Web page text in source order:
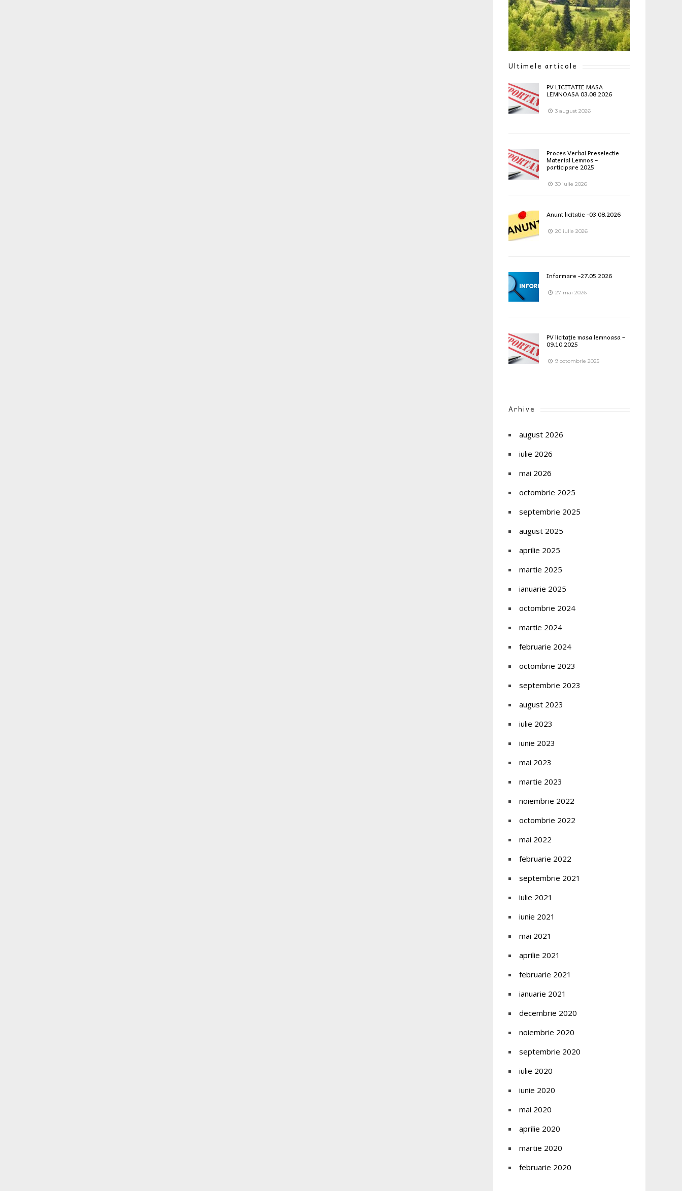
Ultimele articole
PV LICITATIE MASA
LEMNOASA 03.08.2026
3 august 2026
Proces Verbal Preselectie
Material Lemnos –
participare 2025
30 iulie 2026
Anunt licitatie -03.08.2026
20 iulie 2026
Informare -27.05.2026
27 mai 2026
PV licitație masa lemnoasa –
09.10.2025
9 octombrie 2025
Arhive
august 2026
iulie 2026
mai 2026
octombrie 2025
septembrie 2025
august 2025
aprilie 2025
martie 2025
ianuarie 2025
octombrie 2024
martie 2024
februarie 2024
octombrie 2023
septembrie 2023
august 2023
iulie 2023
iunie 2023
mai 2023
martie 2023
noiembrie 2022
octombrie 2022
mai 2022
februarie 2022
septembrie 2021
iulie 2021
iunie 2021
mai 2021
aprilie 2021
februarie 2021
ianuarie 2021
decembrie 2020
noiembrie 2020
septembrie 2020
iulie 2020
iunie 2020
mai 2020
aprilie 2020
martie 2020
februarie 2020